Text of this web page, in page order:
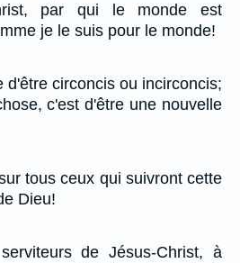
par qui le monde est
je le suis pour le monde!
d'être circoncis ou incirconcis;
c'est d'être une nouvelle
tous ceux qui suivront cette
Dieu!
de Jésus-Christ, à